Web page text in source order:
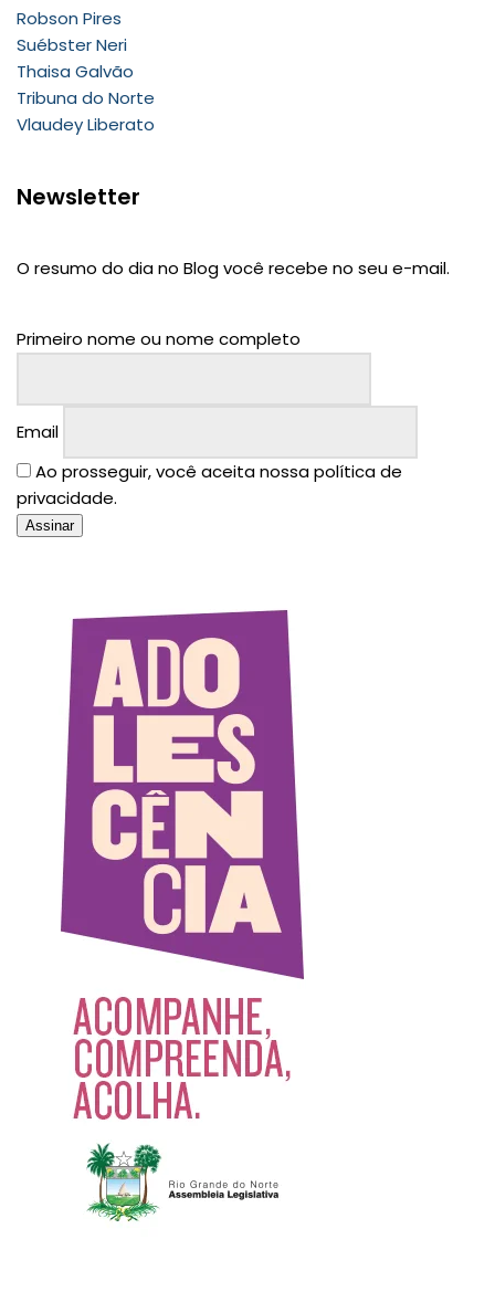
Robson Pires
Suébster Neri
Thaisa Galvão
Tribuna do Norte
Vlaudey Liberato
Newsletter
O resumo do dia no Blog você recebe no seu e-mail.
Primeiro nome ou nome completo
Email
Ao prosseguir, você aceita nossa política de
privacidade.